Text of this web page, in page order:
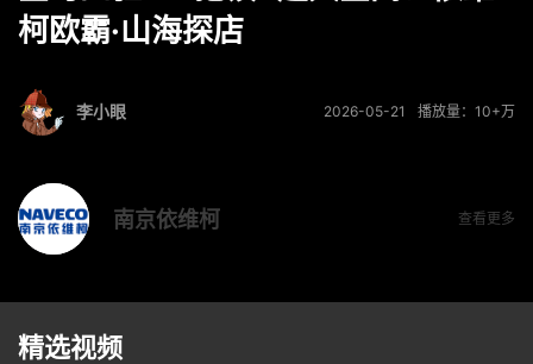
柯欧霸·山海探店
播放量：10+万
2026-05-21
李小眼
南京依维柯 查看更多
精选视频